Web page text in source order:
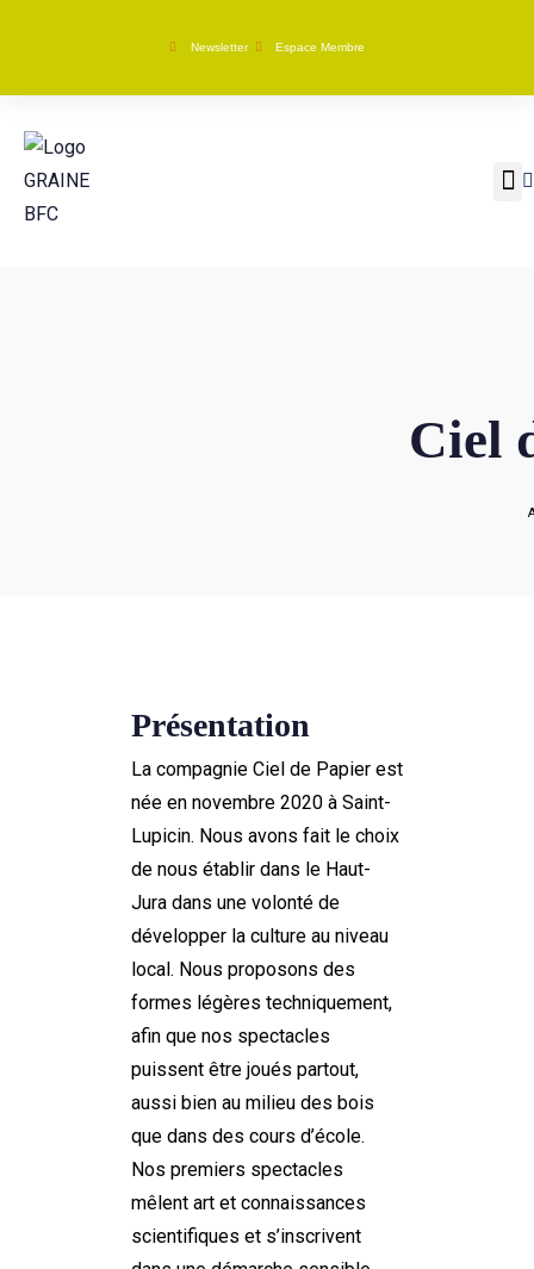
Newsletter Espace Membre
Ciel
Présentation
La compagnie Ciel de Papier est
née en novembre 2020 à Saint-
Lupicin. Nous avons fait le choix
de nous établir dans le Haut-
Jura dans une volonté de
développer la culture au niveau
local. Nous proposons des
formes légères techniquement,
afin que nos spectacles
puissent être joués partout,
aussi bien au milieu des bois
que dans des cours d’école.
Nos premiers spectacles
mêlent art et connaissances
scientifiques et s’inscrivent